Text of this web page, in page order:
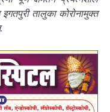
तालुका कोरोनामुक्त